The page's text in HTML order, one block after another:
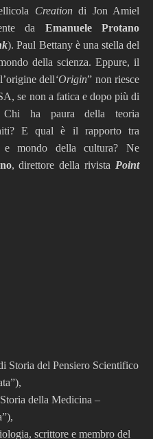
Creationdi Jon Amiel
da Emanuele Protano
). Paul Bettany è una stella del
della scienza. Eppure, il
dell‘Origin” non riesce
se non a fatica e dopo più di
ha paura della teoria
E qual è il rapporto tra
e mondo della cultura? Ne
, direttore della rivista Point
Storia del Pensiero Scientifico
della Medicina –
scrittore e membro del